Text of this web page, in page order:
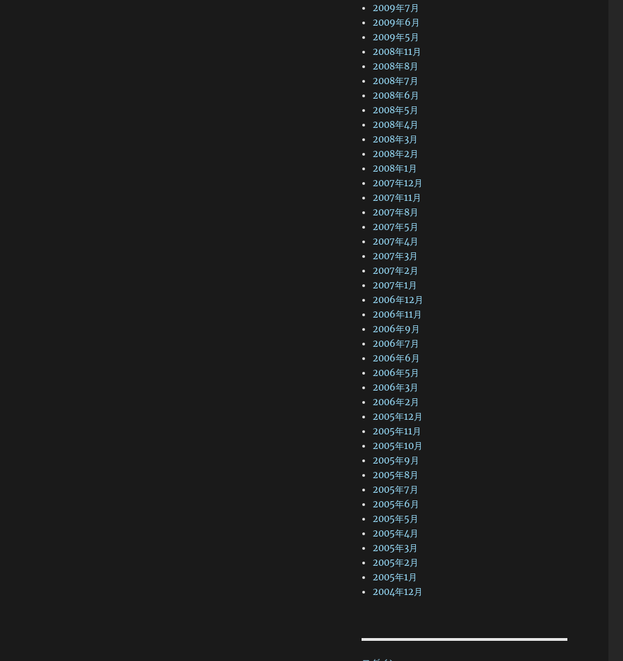
2009年7月
2009年6月
2009年5月
2008年11月
2008年8月
2008年7月
2008年6月
2008年5月
2008年4月
2008年3月
2008年2月
2008年1月
2007年12月
2007年11月
2007年8月
2007年5月
2007年4月
2007年3月
2007年2月
2007年1月
2006年12月
2006年11月
2006年9月
2006年7月
2006年6月
2006年5月
2006年3月
2006年2月
2005年12月
2005年11月
2005年10月
2005年9月
2005年8月
2005年7月
2005年6月
2005年5月
2005年4月
2005年3月
2005年2月
2005年1月
2004年12月